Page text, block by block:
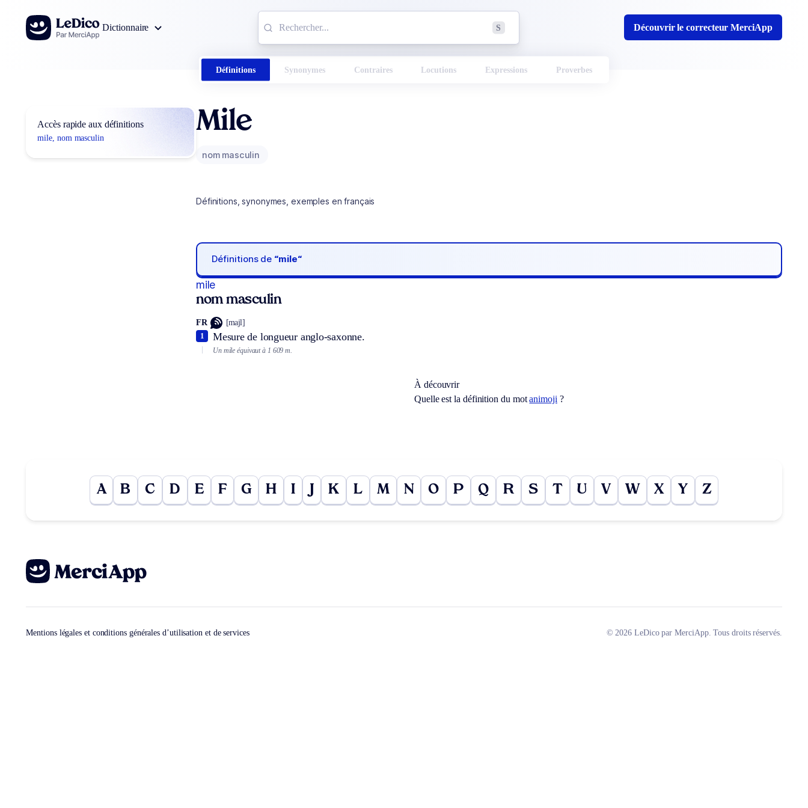
Aller au contenu
Dictionnaire
S Découvrir le correcteur MerciApp
Définitions Synonymes Contraires Locutions Expressions Proverbes
Accès rapide aux définitions
mile, nom masculin
Mile
nom masculin
Définitions, synonymes, exemples en français
Définitions de “mile“
mile
nom masculin
FR [majl]
Mesure de longueur anglo-saxonne.
1
Un mile équivaut à 1 609 m.
À découvrir
Quelle est la définition du motanimoji ?
A B C D E F G H I J K L M N O P Q R S T U V W X Y Z
Mentions légales et conditions générales d’utilisation et de services © 2026 LeDico par MerciApp. Tous droits réservés.